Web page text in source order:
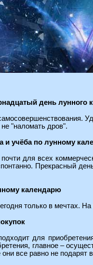
день лунного
"наломать дров".
и учёба по лунному
для всех
Прекрасный
календарю
только в мечтах.
для
главное –
все равно не подарят